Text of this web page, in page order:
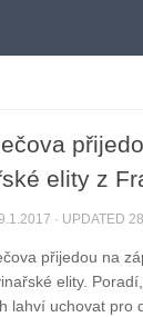
elity z
· UPDATED
přijedou na
elity.
lahví uchovat pro